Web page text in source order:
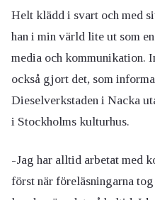
Helt klädd i svart och med
han i min värld lite ut som
media och kommunikation.
också gjort det, som
Dieselverkstaden i Nacka
i Stockholms kulturhus.
-Jag har alltid arbetat med
först när föreläsningarna